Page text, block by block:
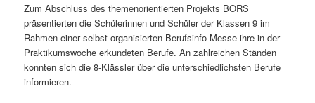
Zum Abschluss des themenorientierten Projekts BORS
präsentierten die Schülerinnen und Schüler der Klassen 9 im
Rahmen einer selbst organisierten Berufsinfo-Messe ihre in der
Praktikumswoche erkundeten Berufe. An zahlreichen Ständen
konnten sich die 8-Klässler über die unterschiedlichsten Berufe
informieren.